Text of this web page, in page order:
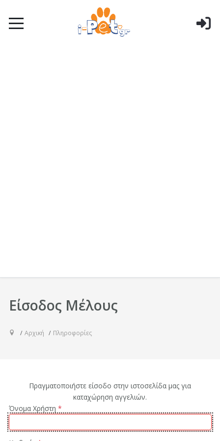
Είσοδος Μέλους
Αρχική Πληροφορίες
Πραγματοποιήστε είσοδο στην ιστοσελίδα μας για
καταχώρηση αγγελιών.
Όνομα Χρήστη *